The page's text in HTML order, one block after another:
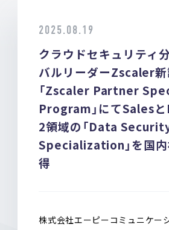
2025.08.19
クラウドセキュリティ
バルリーダーZscaler新
「Zscaler Partner
Program」にてSales
2領域の「Data
Specialization」を国
得
株式会社エーピーコミュニケーシ